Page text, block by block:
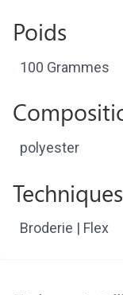
Poids
100 Grammes
polyester
Broderie | Flex